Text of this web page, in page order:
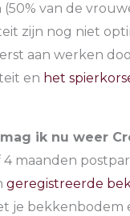
van de
zijn nog niet
aan werken
en het
ik nu weer
maanden
geregistreerde
je bekkenbodem